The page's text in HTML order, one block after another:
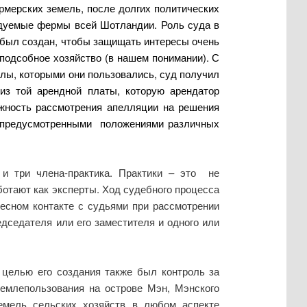
земель, после долгих политических
фермы всей Шотландии. Роль суда в
создан, чтобы защищать интересы очень
хозяйство (в нашем понимании). С
которыми они пользовались, суд получил
той арендной платы, которую арендатор
рассмотрения апелляции на решения
положениями различных
три члена-практика. Практики – это не
как эксперты. Ход судебного процесса
контакте с судьями при рассмотрении
или его заместителя и одного или
его создания также был контроль за
на острове Мэн, Мэнского